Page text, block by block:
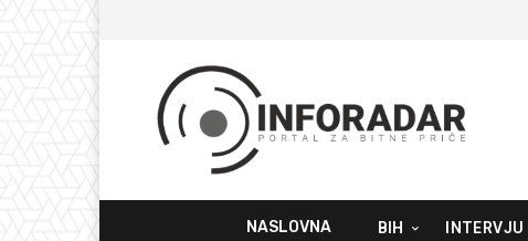
NASLOVNA BIH INTERVJU